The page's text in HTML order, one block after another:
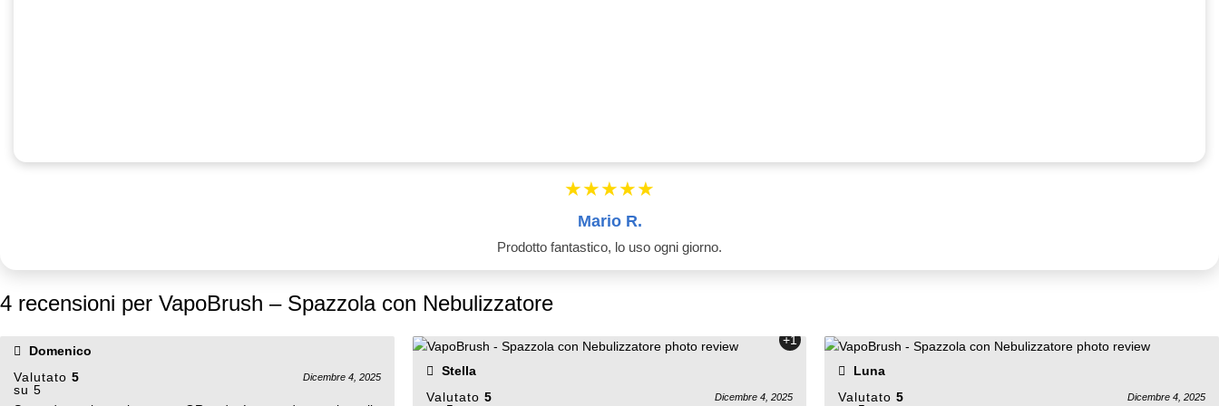
★★★★★
Mario R.
Prodotto fantastico, lo uso ogni giorno.
4 recensioni per VapoBrush – Spazzola con Nebulizzatore
Domenico
Valutato 5
su 5
Dicembre 4, 2025
+1
Stella
Valutato 5
Dicembre 4, 2025
Luna
Valutato5
Dicembre 4, 2025